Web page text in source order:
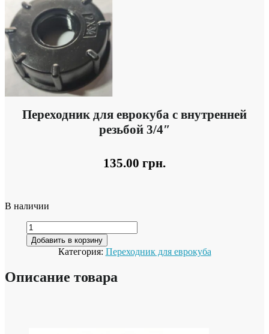
Переходник для еврокуба с внутренней
резьбой 3/4″
135.00 грн.
В наличии
Добавить в корзину
Категория: Переходник для еврокуба
Описание товара